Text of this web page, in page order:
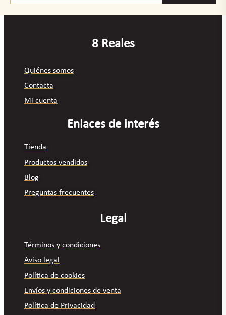
8 Reales
Quiénes somos
Contacta
Mi cuenta
Enlaces de interés
Tienda
Productos vendidos
Blog
Preguntas frecuentes
Legal
Términos y condiciones
Aviso legal
Política de cookies
Envíos y condiciones de venta
Política de Privacidad